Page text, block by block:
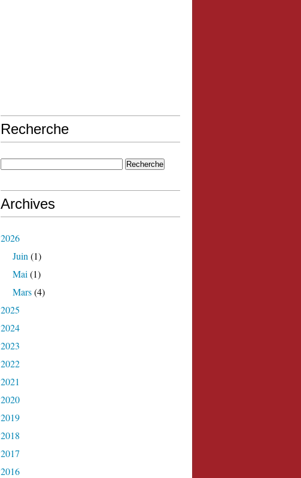
Recherche
Archives
2026
Juin (1)
Mai (1)
Mars(4)
2025
2024
2023
2022
2021
2020
2019
2018
2017
2016